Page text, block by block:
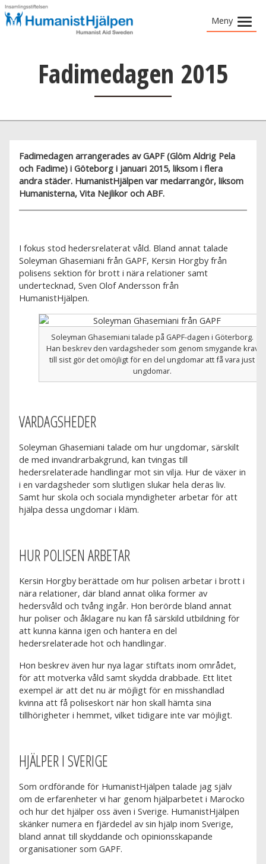
Meny
Vad du kan göra
Fadimedagen 2015
Fadimedagen arrangerades av GAPF (Glöm Aldrig Pela
och Fadime) i Göteborg i januari 2015, liksom i flera
andra städer. HumanistHjälpen var medarrangör, liksom
Humanisterna, Vita Nejlikor och ABF.
I fokus stod hedersrelaterat våld. Bland annat talade
Soleyman Ghasemiani från GAPF, Kersin Horgby från
polisens sektion för brott i nära relationer samt
undertecknad, Sven Olof Andersson från
HumanistHjälpen.
Soleyman Ghasemiani talade på GAPF-dagen i Göterborg.
Han beskrev den vardagsheder som genom smygande krav
till sist gör det omöjligt för en del ungdomar att få vara just
ungdomar.
VARDAGSHEDER
Soleyman Ghasemiani talade om hur ungdomar, särskilt
de med invandrarbakgrund, kan tvingas till
hedersrelaterade handlingar mot sin vilja. Hur de växer in
i en vardagsheder som slutligen slukar hela deras liv.
Samt hur skola och sociala myndigheter arbetar för att
hjälpa dessa ungdomar i kläm.
HUR POLISEN ARBETAR
Kersin Horgby berättade om hur polisen arbetar i brott i
nära relationer, där bland annat olika former av
hedersvåld och tvång ingår. Hon berörde bland annat
hur poliser och åklagare nu kan få särskild utbildning för
att kunna känna igen och hantera en del
hedersrelaterade hot och handlingar.
Hon beskrev även hur nya lagar stiftats inom området,
för att motverka våld samt skydda drabbade. Ett litet
exempel är att det nu är möjligt för en misshandlad
kvinna att få poliseskort när hon skall hämta sina
tillhörigheter i hemmet, vilket tidigare inte var möjligt.
HJÄLPER I SVERIGE
Som ordförande för HumanistHjälpen talade jag själv
om de erfarenheter vi har genom hjälparbetet i Marocko
och hur det hjälper oss även i Sverige. HumanistHjälpen
skänker numera en fjärdedel av sin hjälp inom Sverige,
bland annat till skyddande och opinionsskapande
organisationer som GAPF.